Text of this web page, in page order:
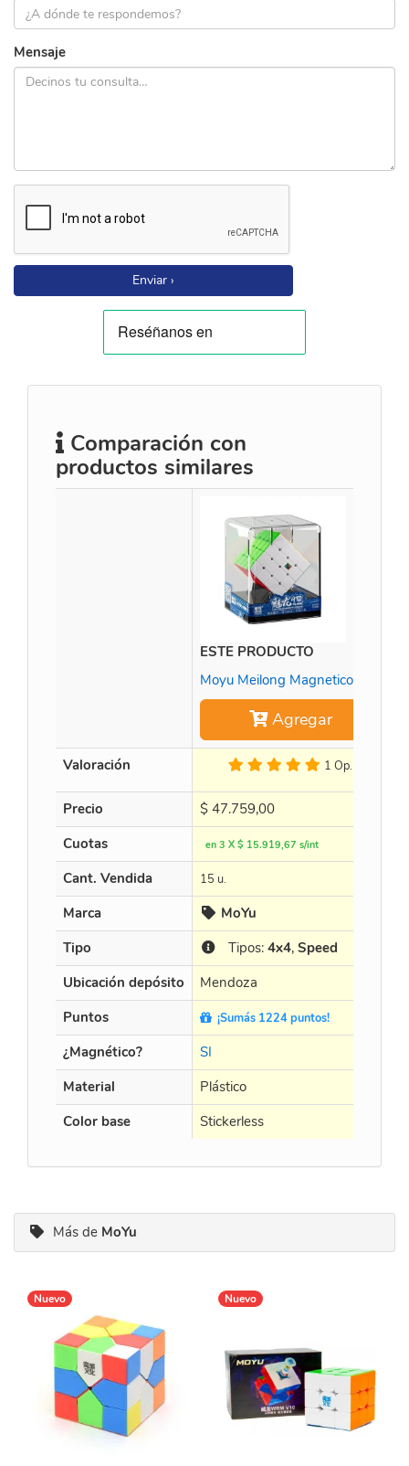
Mensaje
Enviar ›
Comparación con
productos similares
ESTE PRODUCTO
Moyu Meilong Magnetico 4x4
Agregar
Valoración 1 Op.
Precio $ 47.759,00
Cuotas
en 3 X $ 15.919,67 s/int
Cant. Vendida 15 u.
Marca
MoYu
Tipo
Tipos: 4x4, Speed
Ubicación depósito
Mendoza
Puntos
¡Sumás 1224 puntos!
¿Magnético? SI
Material
Plástico
Color base
Stickerless
Más de MoYu
Nuevo Nuevo